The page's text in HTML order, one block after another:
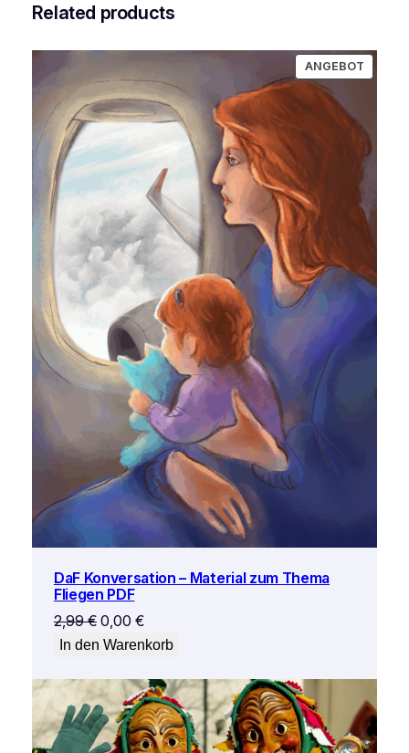
Related products
ANGEBOT
IM
DaF Konversation – Material zum Thema
Fliegen PDF
2,99€ Ursprünglicher
Preis
2,99 €
0,00 €Aktueller
Preis
0,00 €.
In den Warenkorb